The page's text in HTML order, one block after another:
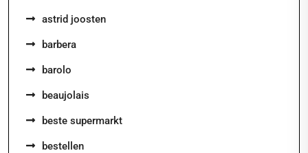
astrid joosten
barbera
barolo
beaujolais
beste supermarkt
bestellen